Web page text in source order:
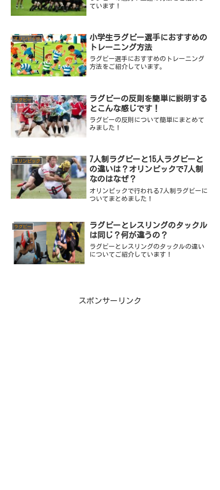
ています！
オリンピック
小学生ラグビー選手におすすめの
トレーニング方法
ラグビー選手におすすめのトレーニング
方法をご紹介しています。
ラグビー
ラグビーの反則を簡単に説明する
とこんな感じです！
ラグビーの反則について簡単にまとめて
みました！
オリンピック
7人制ラグビーと15人ラグビーと
の違いは？オリンピックで7人制
なのはなぜ？
オリンピックで行われる7人制ラグビーに
ついてまとめました！
ラグビー
ラグビーとレスリングのタックル
は同じ？何が違うの？
ラグビーとレスリングのタックルの違い
についてご紹介しています！
スポンサーリンク